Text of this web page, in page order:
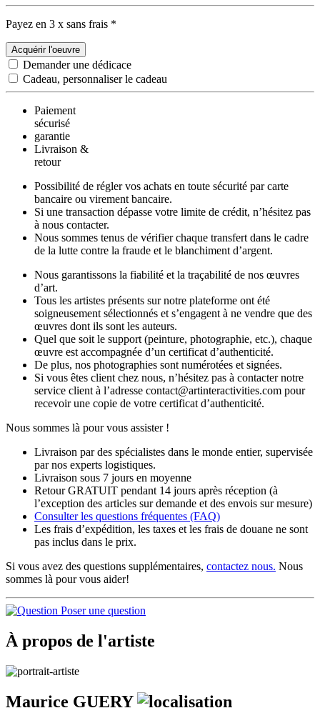
Payez en 3 x sans frais *
Acquérir l'oeuvre
Demander une dédicace
Cadeau, personnaliser le cadeau
Paiement
sécurisé
garantie
Livraison &
retour
Possibilité de régler vos achats en toute sécurité par carte
bancaire ou virement bancaire.
Si une transaction dépasse votre limite de crédit, n’hésitez pas
à nous contacter.
Nous sommes tenus de vérifier chaque transfert dans le cadre
de la lutte contre la fraude et le blanchiment d’argent.
Nous garantissons la fiabilité et la traçabilité de nos œuvres
d’art.
Tous les artistes présents sur notre plateforme ont été
soigneusement sélectionnés et s’engagent à ne vendre que des
œuvres dont ils sont les auteurs.
Quel que soit le support (peinture, photographie, etc.), chaque
œuvre est accompagnée d’un certificat d’authenticité.
De plus, nos photographies sont numérotées et signées.
Si vous êtes client chez nous, n’hésitez pas à contacter notre
service client à l’adresse contact@artinteractivities.com pour
recevoir une copie de votre certificat d’authenticité.
Nous sommes là pour vous assister !
Livraison par des spécialistes dans le monde entier, supervisée
par nos experts logistiques.
Livraison sous 7 jours en moyenne
Retour GRATUIT pendant 14 jours après réception (à
l’exception des articles sur demande et des envois sur mesure)
Consulter les questions fréquentes (FAQ)
Les frais d’expédition, les taxes et les frais de douane ne sont
pas inclus dans le prix.
Si vous avez des questions supplémentaires, contactez nous. Nous
sommes là pour vous aider!
Poser une question
À propos de l'artiste
Maurice GUERY